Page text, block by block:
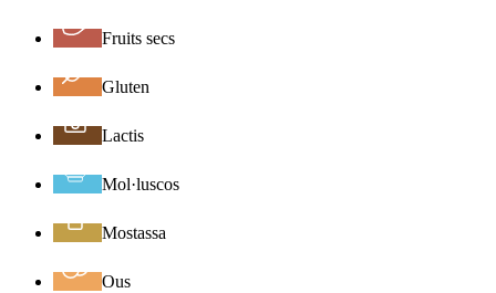
Fruits secs
Gluten
Lactis
Mol·luscos
Mostassa
Ous